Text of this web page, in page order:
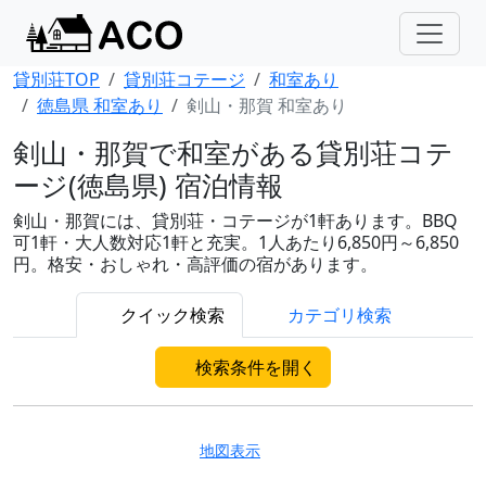
貸別荘TOP 貸別荘コテージ
和室あり
徳島県 和室あり
剣山・那賀 和室あり
剣山・那賀で和室がある貸別荘コテ
ージ(徳島県) 宿泊情報
剣山・那賀には、貸別荘・コテージが1軒あります。BBQ
可1軒・大人数対応1軒と充実。1人あたり6,850円～6,850
円。格安・おしゃれ・高評価の宿があります。
クイック検索 カテゴリ検索
検索条件を開く
地図表示